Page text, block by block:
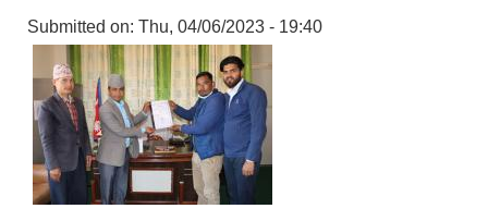
Submitted on: Thu, 04/06/2023 - 19:40